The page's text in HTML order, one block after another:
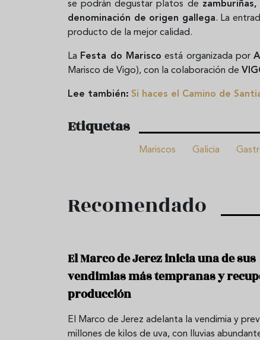
se podrán degustar platos de zamburiñas,
denominación de origen gallega. La
producto de la mejor calidad.
La Festa do Marisco está organizada por
Marisco de Vigo), con la colaboración de
Lee también: Si haces el Camino de
Etiquetas
Mariscos Galicia
Recomendado
El Marco de Jerez inicia una de sus
vendimias más tempranas y
producción
El Marco de Jerez adelanta la vendimia y
millones de kilos de uva, con lluvias